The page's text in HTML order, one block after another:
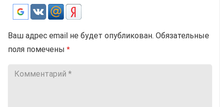
Ваш адрес email не будет опубликован. Обязательные
поля помечены *